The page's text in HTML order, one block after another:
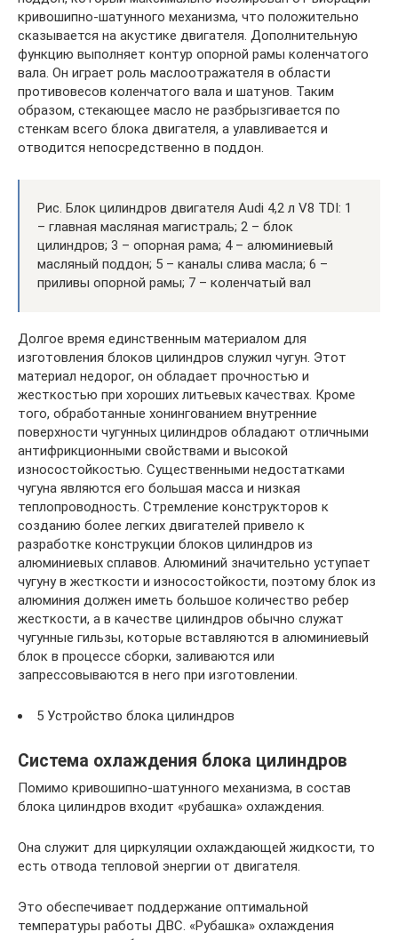
кривошипно-шатунного механизма, что положительно
сказывается на акустике двигателя. Дополнительную
функцию выполняет контур опорной рамы коленчатого
вала. Он играет роль маслоотражателя в области
противовесов коленчатого вала и шатунов. Таким
образом, стекающее масло не разбрызгивается по
стенкам всего блока двигателя, а улавливается и
отводится непосредственно в поддон.
Рис. Блок цилиндров двигателя Audi 4,2 л V8 TDI: 1
– главная масляная магистраль; 2 – блок
цилиндров; 3 – опорная рама; 4 – алюминиевый
масляный поддон; 5 – каналы слива масла; 6 –
приливы опорной рамы; 7 – коленчатый вал
Долгое время единственным материалом для
изготовления блоков цилиндров служил чугун. Этот
материал недорог, он обладает прочностью и
жесткостью при хороших лить­евых качествах. Кроме
того, обработанные хонингованием внутренние
поверхности чугунных цилиндров обладают отличными
антифрикционными свойствами и высокой
износостойкостью. Су­щественными недостатками
чугуна являются его большая масса и низкая
теплопроводность. Стремление конструкторов к
созданию более легких двигателей привело к
разработке конструк­ции блоков цилиндров из
алюминиевых сплавов. Алюминий значительно уступает
чугуну в жесткости и износостойкости, поэтому блок из
алюминия должен иметь большое количество ребер
жесткости, а в качестве цилиндров обычно служат
чугунные гильзы, которые вставляются в алюминиевый
блок в процессе сборки, заливаются или
запрессовываются в него при изготовлении.
5 Устройство блока цилиндров
Система охлаждения блока цилиндров
Помимо кривошипно-шатунного механизма, в состав
блока цилиндров входит «рубашка» охлаждения.
Она служит для циркуляции охлаждающей жидкости, то
есть отвода тепловой энергии от двигателя.
Это обеспечивает поддержание оптимальной
температуры работы ДВС. «Рубашка» охлаждения